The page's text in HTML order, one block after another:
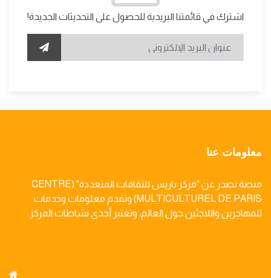
اشترك في قائمتنا البريدية للحصول على التحديثات الجديدة!
معلومات عنا
منصة تصدر عن "مركز باريس للثقافات المتعددة" (CENTRE
MULTICULTUREL DE PARIS) وتقدم معلومات وخدمات
للمهاجرين واللاجئين حول العالم، وتعتبر أحدى نشاطات المركز.